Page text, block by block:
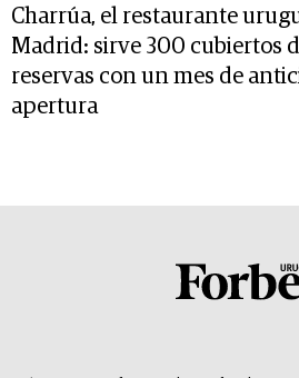
Charrúa, el restaurante
Madrid: sirve 300 cubiertos
reservas con un mes de
apertura